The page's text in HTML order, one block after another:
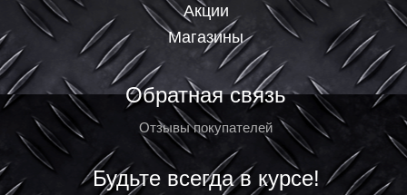
Акции
Магазины
Обратная связь
Отзывы покупателей
Будьте всегда в курсе!